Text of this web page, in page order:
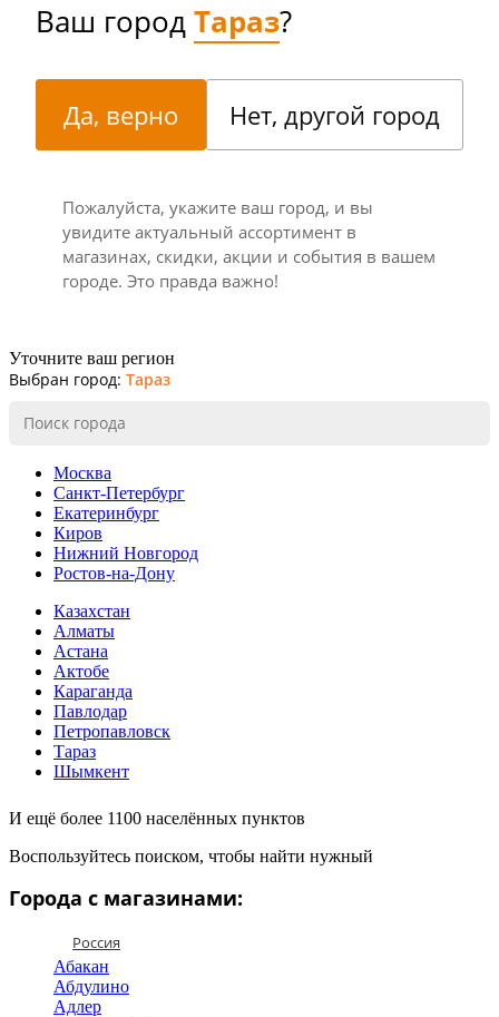
Ваш городТараз?
Да, верно Нет, другой город
Пожалуйста, укажите ваш город, и вы
увидите актуальный ассортимент в
магазинах, скидки, акции и события в вашем
городе. Это правда важно!
Уточните ваш регион
Выбран город: Тараз
Москва
Санкт-Петербург
Екатеринбург
Киров
Нижний Новгород
Ростов-на-Дону
Казахстан
Алматы
Астана
Актобе
Караганда
Павлодар
Петропавловск
Тараз
Шымкент
И ещё более 1100 населённых пунктов
Воспользуйтесь поиском, чтобы найти нужный
Города с магазинами:
Россия
Абакан
Абдулино
Адлер